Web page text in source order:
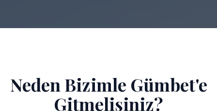
Neden Bizimle Gümbet'e
Gitmelisiniz?